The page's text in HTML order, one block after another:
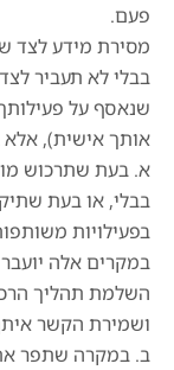
פעם.
מסירת מידע לצד
בבלי לא תעביר
שנאסף על
אותך אישית),
א. בעת שתרכוש
בבלי, או בעת
בפעילויות
במקרים אלה
השלמת תהליך
ושמירת הקשר
ב. במקרה שתפר